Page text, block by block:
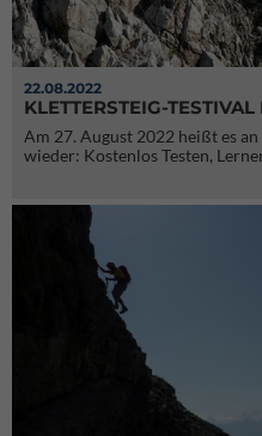
22.08.2022
KLETTERSTEIG-
Am 27. August 2022 heißt es
wieder: Kostenlos Testen,